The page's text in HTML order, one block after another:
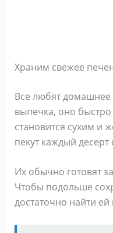
Храним свежее
Все любят домашнее
выпечка, оно быстро
становится сухим и
пекут каждый десерт
Их обычно готовят
Чтобы подольше
достаточно найти